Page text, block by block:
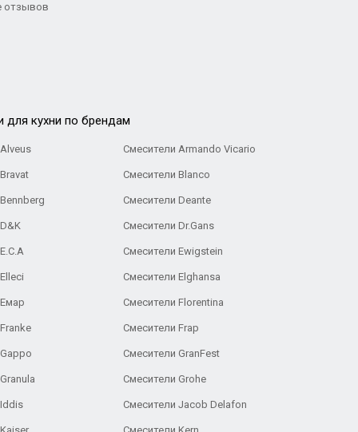
отзывов
для кухни по брендам
Смесители Armando Vicario
Смесители Blanco
Смесители Deante
Смесители Dr.Gans
Cмесители Ewigstein
Смесители Elghansa
Смесители Florentina
Смесители Frap
Смесители GranFest
Смесители Grohe
Смесители Jacob Delafon